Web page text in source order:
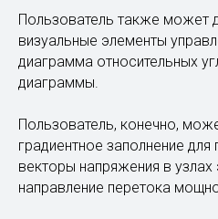
фактический переток
сечениях, а заданные
пользователю информацию
превышении МДП
мощности) задолго до
Это может помочь
действовать и избежать